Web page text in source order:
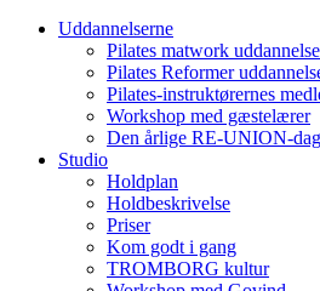
Uddannelserne
Pilates matwork
Pilates Reformer
Pilates-instruktørernes
Workshop med gæstelærer
Den årlige RE-UNION-dag
Studio
Holdplan
Holdbeskrivelse
Priser
Kom godt i gang
TROMBORG kultur